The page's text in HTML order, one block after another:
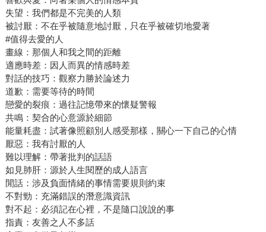
失望：我們都是不完美的人類
被討厭：不在乎被隨意地討厭，只在乎被確切地愛著
#值得去愛的人
畫線：那個人和我之間的距離
適應時差：因人而異的情感時差
對話的技巧：觀察力勝於論述力
道歉：需要等待的時間
戀愛的裂痕：過往記憶帶來的懷疑警報
共鳴：契合的心意源於細節
能量耗盡：試著像照顧別人感受那樣，關心一下自己的心情
厭惡：我有討厭的人
難以理解：帶著批判的話語
如見肺肝：源於人生閱歷的成人語言
閒話：涉及負面情緒的事情需要規則約束
不對勁：充滿錯誤的潛意識資訊
對不起：必須記在心裡，不是隨口說說的事
指責：友善之人不多話